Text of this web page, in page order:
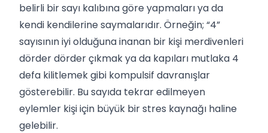
belirli bir sayı kalıbına göre yapmaları ya da
kendi kendilerine saymalarıdır. Örneğin; “4”
sayısının iyi olduğuna inanan bir kişi merdivenleri
dörder dörder çıkmak ya da kapıları mutlaka 4
defa kilitlemek gibi kompulsif davranışlar
gösterebilir. Bu sayıda tekrar edilmeyen
eylemler kişi için büyük bir stres kaynağı haline
gelebilir.